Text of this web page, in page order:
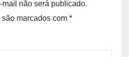
não será publicado.
marcados com *